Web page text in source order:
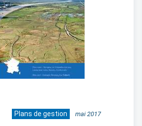
Plans de gestion mai 2017